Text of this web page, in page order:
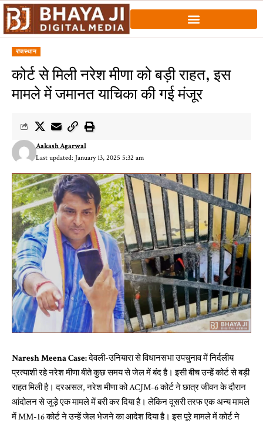
राजस्थान
कोर्ट से मिली नरेश मीणा को बड़ी राहत, इस
मामले में जमानत याचिका की गई मंजूर
Last updated: January 13, 2025 5:32 am
Aakash Agarwal
Naresh Meena Case:देवली-उनियारा से विधानसभा उपचुनाव में निर्दलीय
प्रत्याशी रहे नरेश मीणा बीते कुछ समय से जेल में बंद है। इसी बीच उन्हें कोर्ट से बड़ी
राहत मिली है। दरअसल, नरेश मीणा को ACJM-6 कोर्ट ने छात्र जीवन के दौरान
आंदोलन से जुड़े एक मामले में बरी कर दिया है। लेकिन दूसरी तरफ एक अन्य मामले
में MM-16 कोर्ट ने उन्हें जेल भेजने का आदेश दिया है। इस पूरे मामले में कोर्ट ने